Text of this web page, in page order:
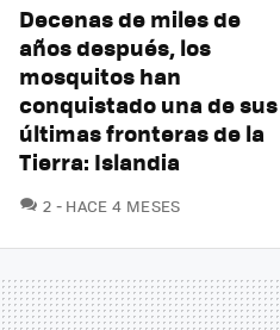
Decenas de miles de
años después, los
mosquitos han
conquistado una de sus
últimas fronteras de la
Tierra: Islandia
2 COMENTARIOS
HACE 4 MESES